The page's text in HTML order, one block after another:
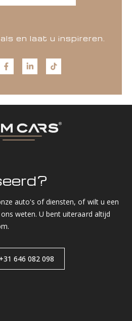
en laat u inspireren.
auto's of diensten, of wilt u een
weten. U bent uiteraard altijd
+31 646 082 098